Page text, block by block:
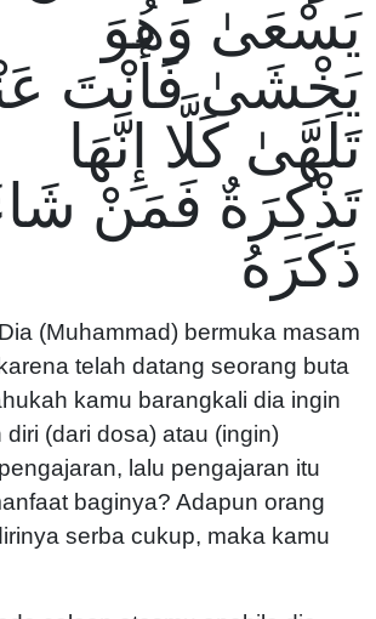
يَسْعَىٰ وَهُوَ
يَخْشَىٰ فَأَنْتَ
تَلَهَّىٰ كَلَّا إِنَّهَا
تَذْكِرَةٌ فَمَنْ
ذَكَرَهُ
(Muhammad) bermuka masam
telah datang seorang buta
kamu barangkali dia ingin
(dari dosa) atau (ingin)
lalu pengajaran itu
baginya? Adapun orang
serba cukup, maka kamu